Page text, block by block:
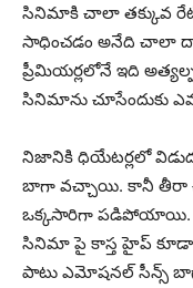
సినిమాకి చాలా తక్కువ
సాధించడం అనేది చాలా
ప్రీమియర్లలోనే ఇది
సినిమాను చూసేందుకు
నిజానికి ధియేటర్లలో
బాగా వచ్చాయి. కానీ తీరా
ఒక్కసారిగా పడిపోయాయి.
సినిమా పై కాస్త హైప్
పాటు ఎమోషనల్ సీన్స్